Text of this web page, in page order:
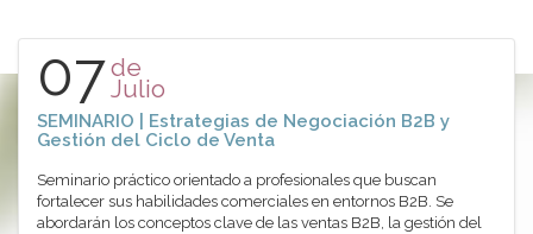
07de
Julio
SEMINARIO | Estrategias de Negociación B2B y
Gestión del Ciclo de Venta
Seminario práctico orientado a profesionales que buscan
fortalecer sus habilidades comerciales en entornos B2B. Se
abordarán los conceptos clave de las ventas B2B, la gestión del